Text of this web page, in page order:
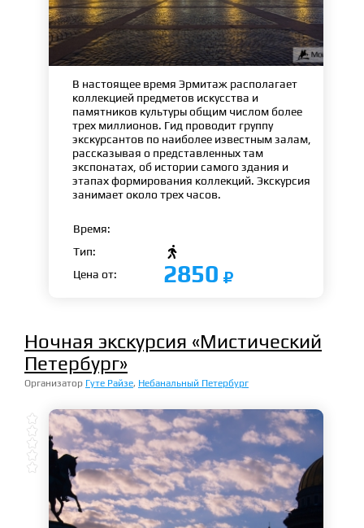
В настоящее время Эрмитаж располагает
коллекцией предметов искусства и
памятников культуры общим числом более
трех миллионов. Гид проводит группу
экскурсантов по наиболее известным залам,
рассказывая о представленных там
экспонатах, об истории самого здания и
этапах формирования коллекций. Экскурсия
занимает около трех часов.
Время:
Тип:

Цена от: 2850
Ночная экскурсия «Мистический
Петербург»
Организатор Гуте Райзе, Небанальный Петербург




